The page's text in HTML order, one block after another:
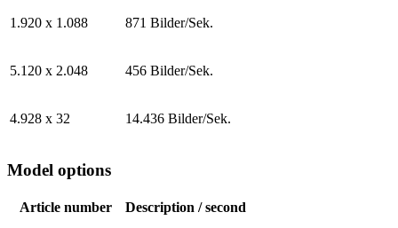
1.920 x 1.088 871 Bilder/Sek.
5.120 x 2.048 456 Bilder/Sek.
4.928 x 32 14.436 Bilder/Sek.
Model options
Article number Description / second